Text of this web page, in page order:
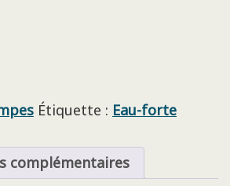
Étiquette : Eau-forte
complémentaires